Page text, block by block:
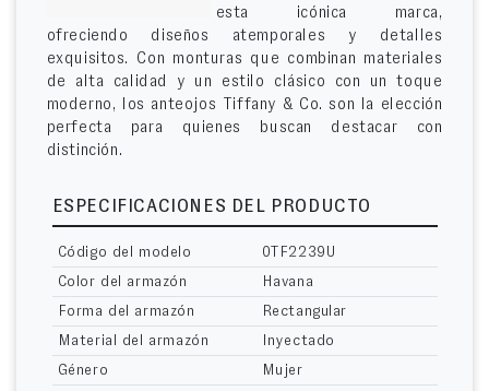
esta icónica marca,
ofreciendo diseños atemporales y detalles
exquisitos. Con monturas que combinan materiales
de alta calidad y un estilo clásico con un toque
moderno, los anteojos Tiffany & Co. son la elección
perfecta para quienes buscan destacar con
distinción.
ESPECIFICACIONES DEL PRODUCTO
Código del modelo
0TF2239U
Color del armazón
Havana
Forma del armazón
Rectangular
Material del armazón
Inyectado
Género
Mujer